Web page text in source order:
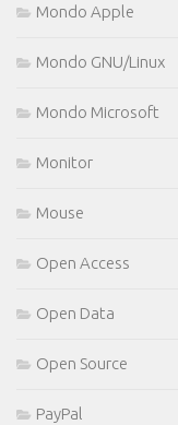
Mondo Apple
Mondo GNU/Linux
Mondo Microsoft
Monitor
Mouse
Open Access
Open Data
Open Source
PayPal